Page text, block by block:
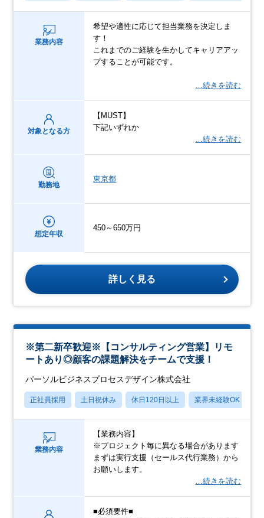
業務内容
希望や適性に応じて担当業務を決定しま
す！
これまでのご経験を生かしてキャリアアッ
プすることが可能です。
…続きを読む
対象となる方
【MUST】
下記いずれか
…続きを読む
勤務地
東京都
想定年収
450～650万円
詳しく見る
※第二新卒歓迎※【コンサルティング営業】リモ
ートあり◎顧客の課題解決をチームで支援！
パーソルビジネスプロセスデザイン株式会社
正社員採用 土日祝休み 休日120日以上 業界未経験OK
業務内容
【業務内容】
※プロジェクト毎に異なる場合があります
まずは実行支援（セールス代行業務）から
お願いします。
…続きを読む
■必須要件■